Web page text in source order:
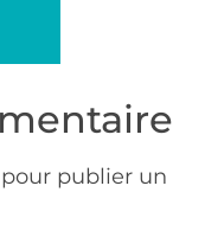
pour publier un